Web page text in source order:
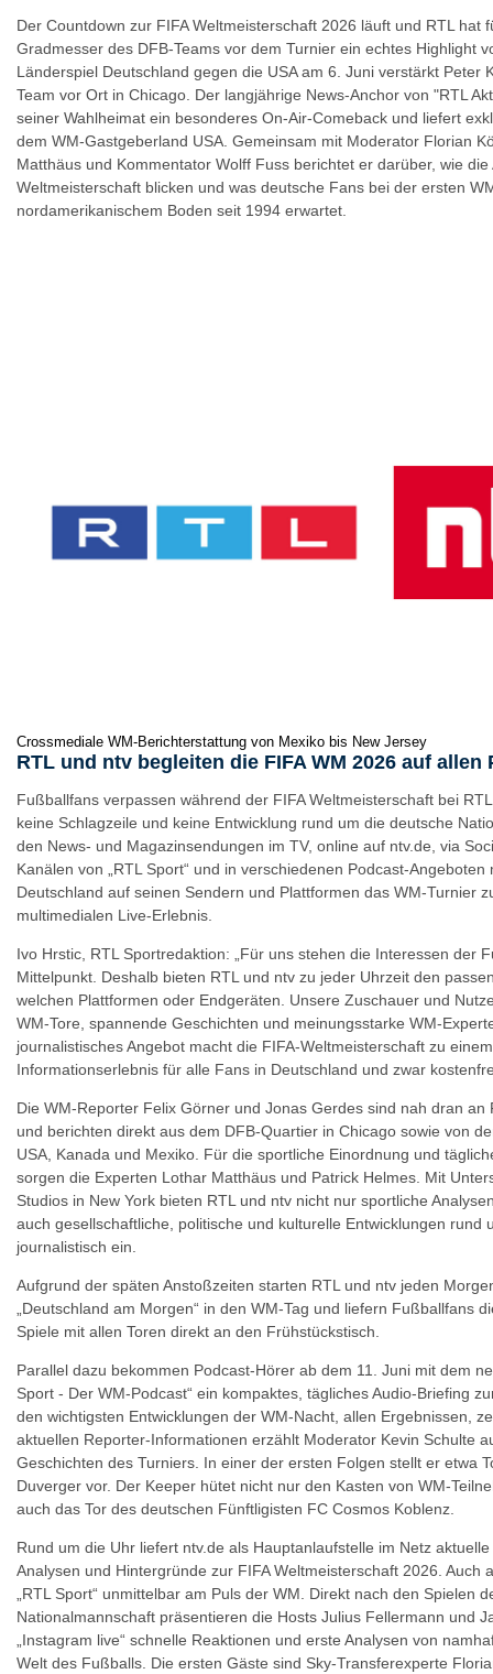
Der Countdown zur FIFA Weltmeisterschaft 2026 läuft und RTL hat
Gradmesser des DFB-Teams vor dem Turnier ein echtes Highlight
Länderspiel Deutschland gegen die USA am 6. Juni verstärkt Peter
Team vor Ort in Chicago. Der langjährige News-Anchor von "RTL
seiner Wahlheimat ein besonderes On-Air-Comeback und liefert
dem WM-Gastgeberland USA. Gemeinsam mit Moderator Florian
Matthäus und Kommentator Wolff Fuss berichtet er darüber, wie
Weltmeisterschaft blicken und was deutsche Fans bei der ersten
nordamerikanischem Boden seit 1994 erwartet.
Crossmediale WM-Berichterstattung von Mexiko bis New Jersey
RTL und ntv begleiten die FIFA WM 2026 auf allen
Fußballfans verpassen während der FIFA Weltmeisterschaft bei
keine Schlagzeile und keine Entwicklung rund um die deutsche
den News- und Magazinsendungen im TV, online auf ntv.de, via
Kanälen von „RTL Sport“ und in verschiedenen Podcast-Angeboten
Deutschland auf seinen Sendern und Plattformen das WM-Turnier
multimedialen Live-Erlebnis.
Ivo Hrstic, RTL Sportredaktion: „Für uns stehen die Interessen der
Mittelpunkt. Deshalb bieten RTL und ntv zu jeder Uhrzeit den
welchen Plattformen oder Endgeräten. Unsere Zuschauer und
WM-Tore, spannende Geschichten und meinungsstarke WM-
journalistisches Angebot macht die FIFA-Weltmeisterschaft zu
Informationserlebnis für alle Fans in Deutschland und zwar
Die WM-Reporter Felix Görner und Jonas Gerdes sind nah dran an
und berichten direkt aus dem DFB-Quartier in Chicago sowie von
USA, Kanada und Mexiko. Für die sportliche Einordnung und
sorgen die Experten Lothar Matthäus und Patrick Helmes. Mit
Studios in New York bieten RTL und ntv nicht nur sportliche
auch gesellschaftliche, politische und kulturelle Entwicklungen rund
journalistisch ein.
Aufgrund der späten Anstoßzeiten starten RTL und ntv jeden
„Deutschland am Morgen“ in den WM-Tag und liefern Fußballfans
Spiele mit allen Toren direkt an den Frühstückstisch.
Parallel dazu bekommen Podcast-Hörer ab dem 11. Juni mit dem
Sport - Der WM-Podcast“ ein kompaktes, tägliches Audio-Briefing
den wichtigsten Entwicklungen der WM-Nacht, allen Ergebnissen,
aktuellen Reporter-Informationen erzählt Moderator Kevin Schulte
Geschichten des Turniers. In einer der ersten Folgen stellt er etwa
Duverger vor. Der Keeper hütet nicht nur den Kasten von WM-
auch das Tor des deutschen Fünftligisten FC Cosmos Koblenz.
Rund um die Uhr liefert ntv.de als Hauptanlaufstelle im Netz
Analysen und Hintergründe zur FIFA Weltmeisterschaft 2026. Auch
„RTL Sport“ unmittelbar am Puls der WM. Direkt nach den Spielen
Nationalmannschaft präsentieren die Hosts Julius Fellermann und
„Instagram live“ schnelle Reaktionen und erste Analysen von
Welt des Fußballs. Die ersten Gäste sind Sky-Transferexperte